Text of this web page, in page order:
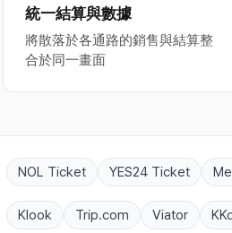
統一結算與數據
將散落於各通路的銷售與結算整
合於同一畫面
NOL Ticket YES24 Ticket
Klook Trip.com Viator